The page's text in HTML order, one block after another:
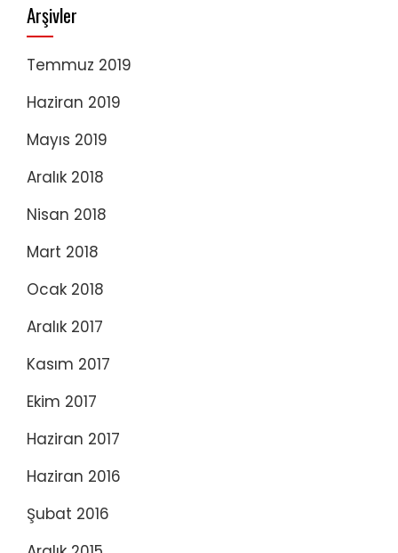
Arşivler
Temmuz 2019
Haziran 2019
Mayıs 2019
Aralık 2018
Nisan 2018
Mart 2018
Ocak 2018
Aralık 2017
Kasım 2017
Ekim 2017
Haziran 2017
Haziran 2016
Şubat 2016